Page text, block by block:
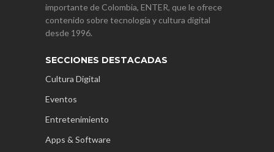
importante de Colombia, ENTER, que le ofrece
contenido sobre tecnología y cultura digital
desde 1996.
SECCIONES DESTACADAS
Cultura Digital
Eventos
Entretenimiento
Apps & Software